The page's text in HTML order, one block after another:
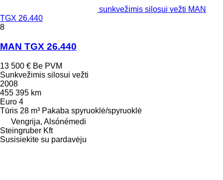
sunkvežimis silosui vežti MAN
TGX 26.440
8
MAN TGX 26.440
13 500 € Be PVM
Sunkvežimis silosui vežti
2008
455 395 km
Euro 4
Tūris 28 m³ Pakaba spyruoklė/spyruoklė
Vengrija, Alsónémedi
Steingruber Kft
Susisiekite su pardavėju